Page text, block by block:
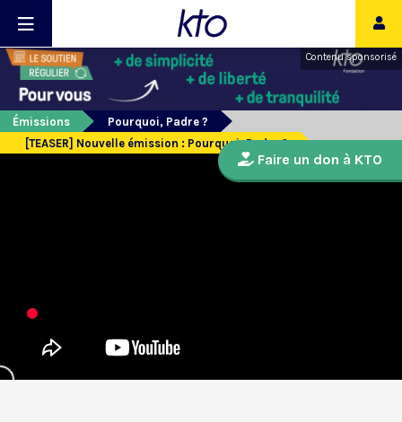
Contenu sponsorisé
Émissions
Pourquoi, Padre ?
[TEASER] Nouvelle émission : Pourquoi, Padre ?
Faire un don à KTO